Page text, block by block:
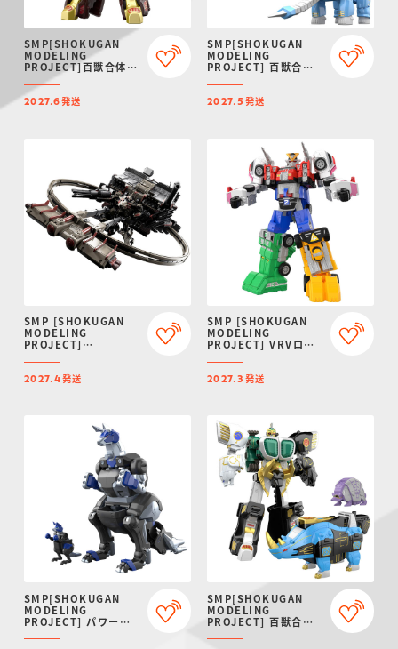
SMP[SHOKUGAN
MODELING
PROJECT]百獣合体
ガオゴッド【再販：
2027年6月発送】
2027.6発送
SMP[SHOKUGAN
MODELING
PROJECT] 百獣合体
レファント【再販：
2027年5月発送】
2027.5 発送
SMP [SHOKUGAN
MODELING
PROJECT]
FIRES OF RUBICON
AAP07:
2027.4発送
SMP [SHOKUGAN
MODELING
PROJECT] VRVロボ
限定】
2027.3 発送
SMP[SHOKUGAN
MODELING
PROJECT] パワーア
ニマルシリーズ エクス
トラ ガオワラビー【プ
SMP[SHOKUGAN
MODELING
PROJECT] 百獣合体
ガオマッスル/ガオライ
ノス＆ガオマジロ【再